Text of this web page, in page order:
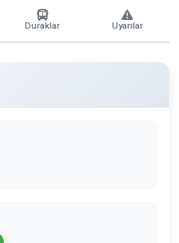
Duraklar Uyarılar